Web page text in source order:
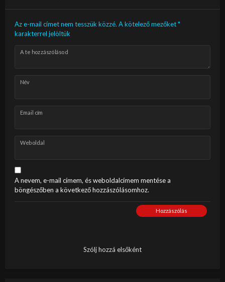
Az e-mail címet nem tesszük közzé. A kötelező mezőket*
karakterrel jelöltük
A te hozzászólásod
Név
Email cím
Weboldal
A nevem, e-mail címem, és weboldalcímem mentése a
böngészőben a következő hozzászólásomhoz.
Hozzászólás
Szólj hozzá elsőként